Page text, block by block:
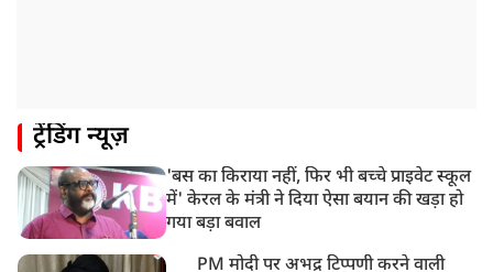
ट्रेंडिंग न्यूज़
'बस का किराया नहीं, फिर भी बच्चे प्राइवेट स्कूल
में' केरल के मंत्री ने दिया ऐसा बयान की खड़ा हो
गया बड़ा बवाल
PM मोदी पर अभद्र टिप्पणी करने वाली